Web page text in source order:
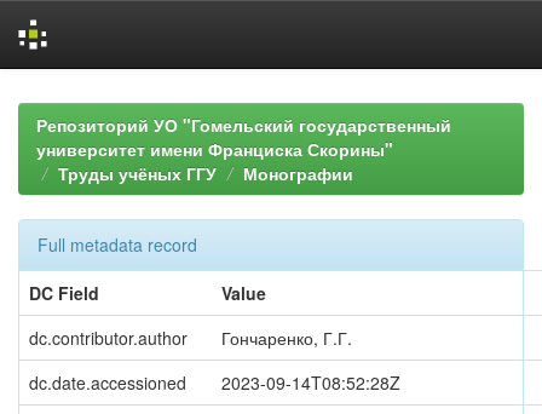
navigationРепозиторий УО "Гомельский государственный
университет имени Франциска Скорины"
Труды учёных ГГУ
Монографии
Full metadata record
DC Field
Value
dc.contributor.author
Гончаренко, Г.Г.
dc.date.accessioned
2023-09-14T08:52:28Z